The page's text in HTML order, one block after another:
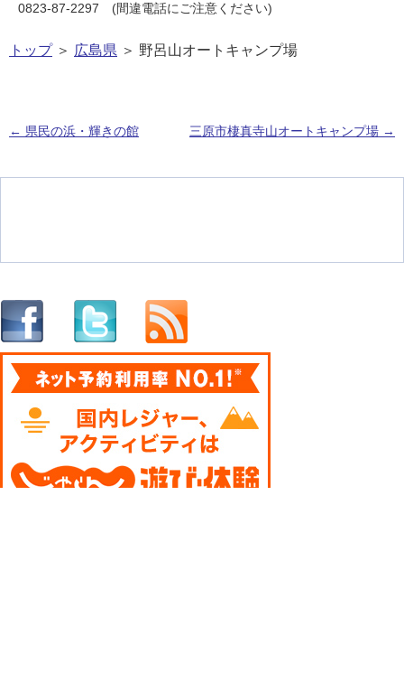
0823-87-2297 (間違電話にご注意ください)
トップ＞ 広島県 ＞ 野呂山オートキャンプ場
← 県民の浜・輝きの館 三原市棲真寺山オートキャンプ場 →